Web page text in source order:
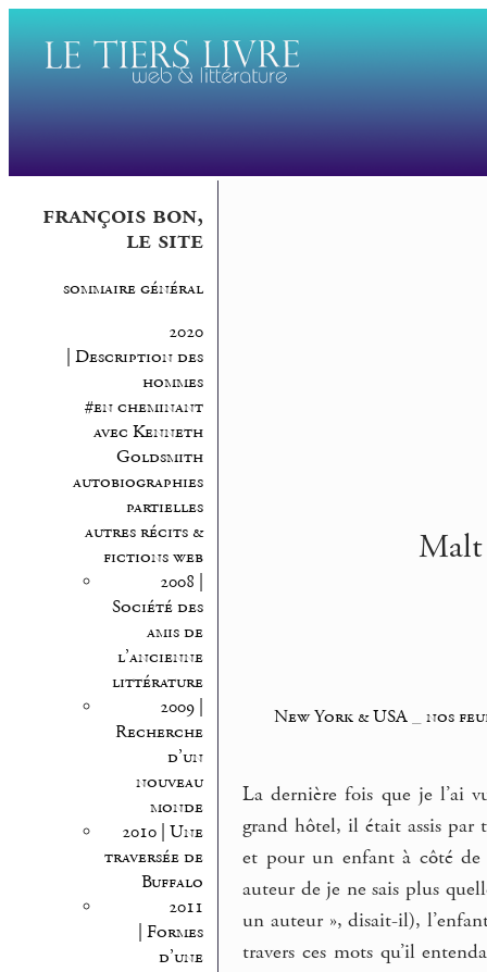
françois bon,
le site
sommaire général
2020
| Description des
hommes
#en cheminant
avec Kenneth
Goldsmith
autobiographies
partielles
autres récits &
fictions web
2008 |
Société des
amis de
l’ancienne
littérature
2009 |
Recherche
d’un
nouveau
monde
2010 | Une
traversée de
Buffalo
2011
| Formes
d’une
Malt
New York & USA_ nos
La dernière fois que je l’ai
grand hôtel, il était assis par
et pour un enfant à côté de
auteur de je ne sais plus
un auteur », disait-il),
travers ces mots qu’il